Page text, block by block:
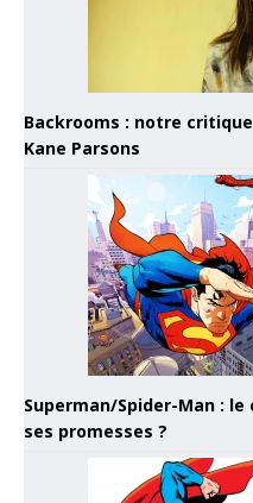
Backrooms : notre
Kane Parsons
Superman/Spider-Man :
ses promesses ?